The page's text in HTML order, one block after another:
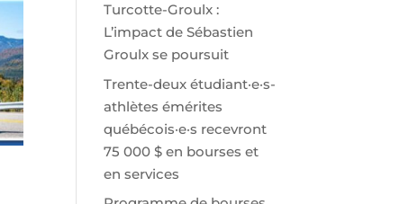
Turcotte-Groulx :
L’impact de Sébastien
Groulx se poursuit
Trente-deux étudiant·e·s-
athlètes émérites
québécois·e·s recevront
75 000 $ en bourses et
en services